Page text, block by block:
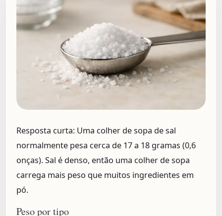
Resposta curta: Uma colher de sopa de sal
normalmente pesa cerca de 17 a 18 gramas (0,6
onças). Sal é denso, então uma colher de sopa
carrega mais peso que muitos ingredientes em
pó.
Peso por tipo